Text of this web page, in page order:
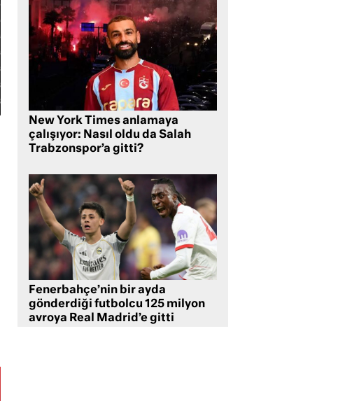
New York Times anlamaya
çalışıyor: Nasıl oldu da Salah
Trabzonspor’a gitti?
Fenerbahçe’nin bir ayda
gönderdiği futbolcu 125 milyon
avroya Real Madrid’e gitti